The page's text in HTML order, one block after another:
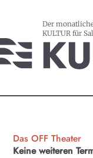
Der
KULTUR für
Das OFF Theater
Keine weiteren